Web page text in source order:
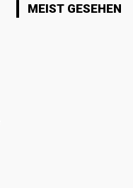
MEIST GESEHEN